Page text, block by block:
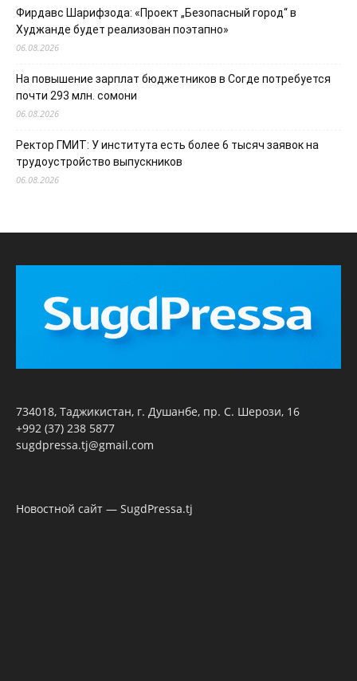
Фирдавс Шарифзода: «Проект „Безопасный город“ в
Худжанде будет реализован поэтапно»
06.08.2026
На повышение зарплат бюджетников в Согде потребуется
почти 293 млн. сомони
06.08.2026
Ректор ГМИТ: У института есть более 6 тысяч заявок на
трудоустройство выпускников
06.08.2026
734018, Таджикистан, г. Душанбе, пр. С. Шерози, 16
+992 (37) 238 5877
sugdpressa.tj@gmail.com
Новостной сайт — SugdPressa.tj